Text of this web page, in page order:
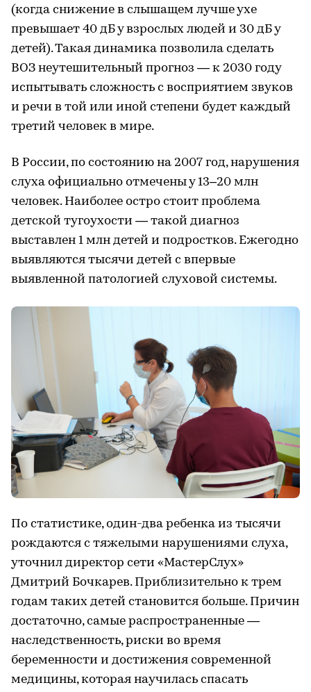
(когда снижение в слышащем лучше ухе
превышает 40 дБ у взрослых людей и 30 дБ у
детей). Такая динамика позволила сделать
ВОЗ неутешительный прогноз — к 2030 году
испытывать сложность с восприятием звуков
и речи в той или иной степени будет каждый
третий человек в мире.
В России, по состоянию на 2007 год, нарушения
слуха официально отмечены у 13–20 млн
человек. Наиболее остро стоит проблема
детской тугоухости — такой диагноз
выставлен 1 млн детей и подростков. Ежегодно
выявляются тысячи детей с впервые
выявленной патологией слуховой системы.
По статистике, один-два ребенка из тысячи
рождаются с тяжелыми нарушениями слуха,
уточнил директор сети «МастерСлух»
Дмитрий Бочкарев. Приблизительно к трем
годам таких детей становится больше. Причин
достаточно, самые распространенные —
наследственность, риски во время
беременности и достижения современной
медицины, которая научилась спасать